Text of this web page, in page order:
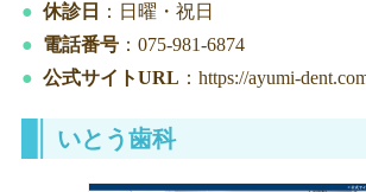
休診日
：日曜・祝日
電話番号 ：075-981-6874
公式サイトURL ：https://ayumi-
いとう歯科